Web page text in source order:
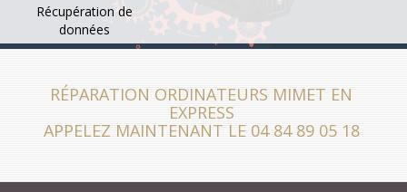
Récupération de
données
RÉPARATION ORDINATEURS MIMET EN
EXPRESS
APPELEZ MAINTENANT LE 04 84 89 05 18